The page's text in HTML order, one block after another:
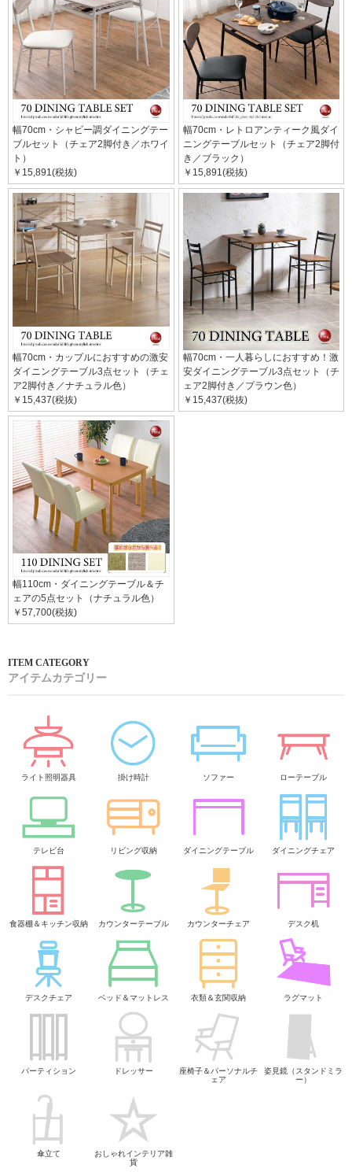
幅70cm・シャビー調ダイニングテー
ブルセット（チェア2脚付き／ホワイ
ト）
￥15,891(税抜)
幅70cm・レトロアンティーク風ダイ
ニングテーブルセット（チェア2脚付
き／ブラック）
￥15,891(税抜)
幅70cm・カップルにおすすめの激安
ダイニングテーブル3点セット（チェ
ア2脚付き／ナチュラル色）
￥15,437(税抜)
幅70cm・一人暮らしにおすすめ！激
安ダイニングテーブル3点セット（チ
ェア2脚付き／プラウン色）
￥15,437(税抜)
幅110cm・ダイニングテーブル＆チ
ェアの5点セット（ナチュラル色）
￥57,700(税抜)
アイテムカテゴリー
ライト照明器具 掛け時計 ソファー ローテーブル
テレビ台 リビング収納 ダイニングテーブル ダイニングチェア
食器棚＆キッチン収納 カウンターテーブル カウンターチェア デスク机
デスクチェア ベッド＆マットレス 衣類＆玄関収納 ラグマット
パーティション ドレッサー
座椅子＆パーソナルチ
ェア
姿見鏡（スタンドミラ
ー）
傘立て
おしゃれインテリア雑
貨